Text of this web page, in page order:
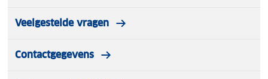
Veelgestelde vragen
Contactgegevens